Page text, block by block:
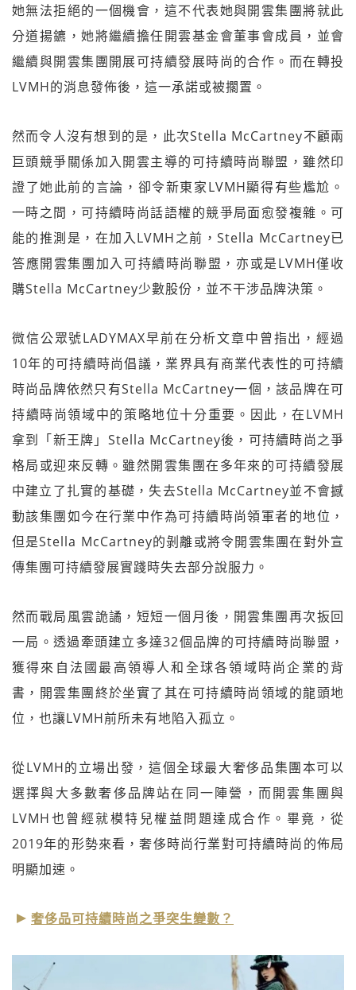
她無法拒絕的一個機會，這不代表她與開雲集團將就此
分道揚鑣，她將繼續擔任開雲基金會董事會成員，並會
繼續與開雲集團開展可持續發展時尚的合作。而在轉投
LVMH的消息發佈後，這一承諾或被擱置。
然而令人沒有想到的是，此次Stella McCartney不顧兩
巨頭競爭關係加入開雲主導的可持續時尚聯盟，雖然印
證了她此前的言論，卻令新東家LVMH顯得有些尷尬。
一時之間，可持續時尚話語權的競爭局面愈發複雜。可
能的推測是，在加入LVMH之前，Stella McCartney已
答應開雲集團加入可持續時尚聯盟，亦或是LVMH僅收
購Stella McCartney少數股份，並不干涉品牌決策。
微信公眾號LADYMAX早前在分析文章中曾指出，經過
10年的可持續時尚倡議，業界具有商業代表性的可持續
時尚品牌依然只有Stella McCartney一個，該品牌在可
持續時尚領域中的策略地位十分重要。因此，在LVMH
拿到「新王牌」Stella McCartney後，可持續時尚之爭
格局或迎來反轉。雖然開雲集團在多年來的可持續發展
中建立了扎實的基礎，失去Stella McCartney並不會撼
動該集團如今在行業中作為可持續時尚領軍者的地位，
但是Stella McCartney的剝離或將令開雲集團在對外宣
傳集團可持續發展實踐時失去部分說服力。
然而戰局風雲詭譎，短短一個月後，開雲集團再次扳回
一局。透過牽頭建立多達32個品牌的可持續時尚聯盟，
獲得來自法國最高領導人和全球各領域時尚企業的背
書，開雲集團終於坐實了其在可持續時尚領域的龍頭地
位，也讓LVMH前所未有地陷入孤立。
從LVMH的立場出發，這個全球最大奢侈品集團本可以
選擇與大多數奢侈品牌站在同一陣營，而開雲集團與
LVMH也曾經就模特兒權益問題達成合作。畢竟，從
2019年的形勢來看，奢侈時尚行業對可持續時尚的佈局
明顯加速。
奢侈品可持續時尚之爭突生變數？